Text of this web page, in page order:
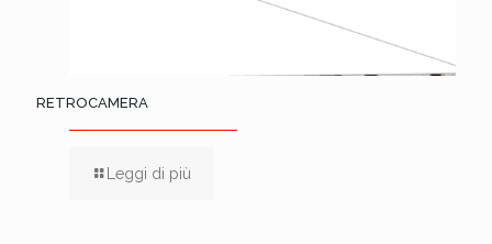
RETROCAMERA
Leggi di più